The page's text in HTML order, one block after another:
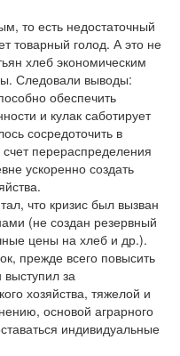
то есть недостаточный
товарный голод. А это не
хлеб экономическим
Следовали выводы:
обеспечить
и кулак саботирует
сосредоточить в
перераспределения
ускоренно создать
что кризис был вызван
(не создан резервный
цены на хлеб и др.).
прежде всего повысить
за
хозяйства, тяжелой и
основой аграрного
индивидуальные